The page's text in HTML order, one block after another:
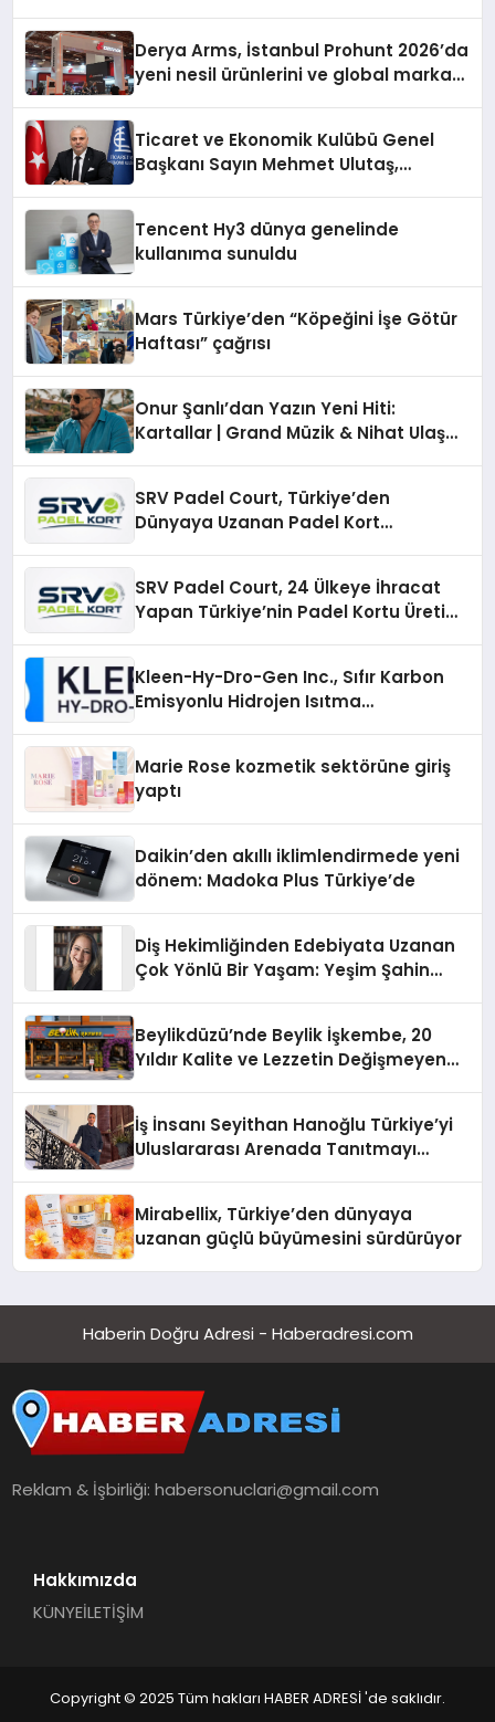
Derya Arms, İstanbul Prohunt 2026’da
yeni nesil ürünlerini ve global marka
Ticaret ve Ekonomik Kulübü Genel
Başkanı Sayın Mehmet Ulutaş,
Tencent Hy3 dünya genelinde
kullanıma sunuldu
Mars Türkiye’den “Köpeğini İşe Götür
Haftası” çağrısı
Onur Şanlı’dan Yazın Yeni Hiti:
Kartallar | Grand Müzik & Nihat Ulaş
SRV Padel Court, Türkiye’den
Dünyaya Uzanan Padel Kort
SRV Padel Court, 24 Ülkeye İhracat
Yapan Türkiye’nin Padel Kortu Üretim
Kleen-Hy-Dro-Gen Inc., Sıfır Karbon
Emisyonlu Hidrojen Isıtma
Marie Rose kozmetik sektörüne giriş
yaptı
Daikin’den akıllı iklimlendirmede yeni
dönem: Madoka Plus Türkiye’de
Diş Hekimliğinden Edebiyata Uzanan
Çok Yönlü Bir Yaşam: Yeşim Şahin
Beylikdüzü’nde Beylik İşkembe, 20
Yıldır Kalite ve Lezzetin Değişmeyen
İş İnsanı Seyithan Hanoğlu Türkiye’yi
Uluslararası Arenada Tanıtmayı
Mirabellix, Türkiye’den dünyaya
uzanan güçlü büyümesini sürdürüyor
Haberin Doğru Adresi - Haberadresi.com
Reklam & İşbirliği:habersonuclari@gmail.com
Hakkımızda
KÜNYEİLETİŞİM
Copyright © 2025 Tüm hakları HABER ADRESİ 'de saklıdır.